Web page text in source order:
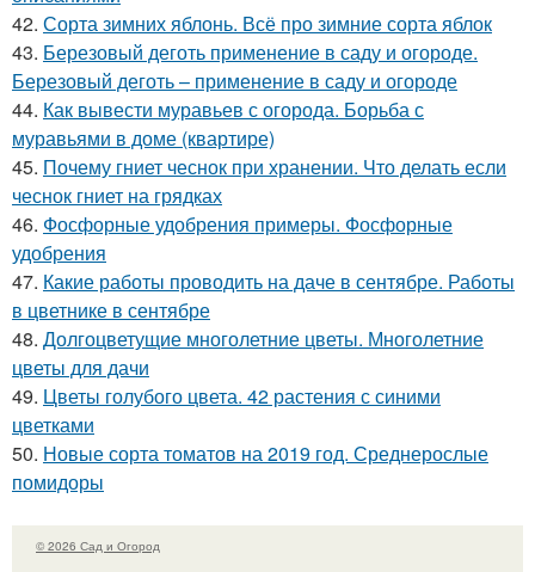
42. Сорта зимних яблонь. Всё про зимние сорта яблок
43. Березовый деготь применение в саду и огороде.
Березовый деготь – применение в саду и огороде
44. Как вывести муравьев с огорода. Борьба с
муравьями в доме (квартире)
45. Почему гниет чеснок при хранении. Что делать если
чеснок гниет на грядках
46. Фосфорные удобрения примеры. Фосфорные
удобрения
47. Какие работы проводить на даче в сентябре. Работы
в цветнике в сентябре
48. Долгоцветущие многолетние цветы. Многолетние
цветы для дачи
49. Цветы голубого цвета. 42 растения с синими
цветками
50. Новые сорта томатов на 2019 год. Среднерослые
помидоры
© 2026 Сад и Огород